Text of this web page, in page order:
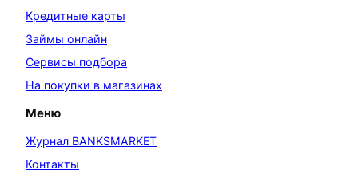
Кредитные карты
Займы онлайн
Сервисы подбора
На покупки в магазинах
Меню
Журнал BANKSMARKET
Контакты